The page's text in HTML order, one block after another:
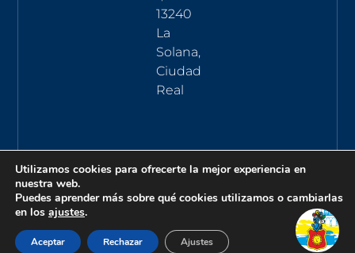
13240
La
Solana,
Ciudad
Real
Utilizamos cookies para ofrecerte la mejor experiencia en
nuestra web.
Puedes aprender más sobre qué cookies utilizamos o cambiarlas
en los ajustes.
Aceptar Rechazar Ajustes